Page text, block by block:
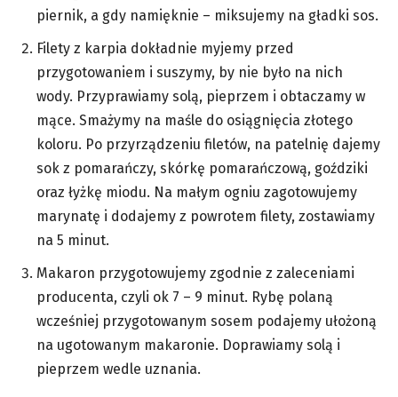
piernik, a gdy namięknie – miksujemy na gładki sos.
Filety z karpia dokładnie myjemy przed
przygotowaniem i suszymy, by nie było na nich
wody. Przyprawiamy solą, pieprzem i obtaczamy w
mące. Smażymy na maśle do osiągnięcia złotego
koloru. Po przyrządzeniu filetów, na patelnię dajemy
sok z pomarańczy, skórkę pomarańczową, goździki
oraz łyżkę miodu. Na małym ogniu zagotowujemy
marynatę i dodajemy z powrotem filety, zostawiamy
na 5 minut.
Makaron przygotowujemy zgodnie z zaleceniami
producenta, czyli ok 7 – 9 minut. Rybę polaną
wcześniej przygotowanym sosem podajemy ułożoną
na ugotowanym makaronie. Doprawiamy solą i
pieprzem wedle uznania.